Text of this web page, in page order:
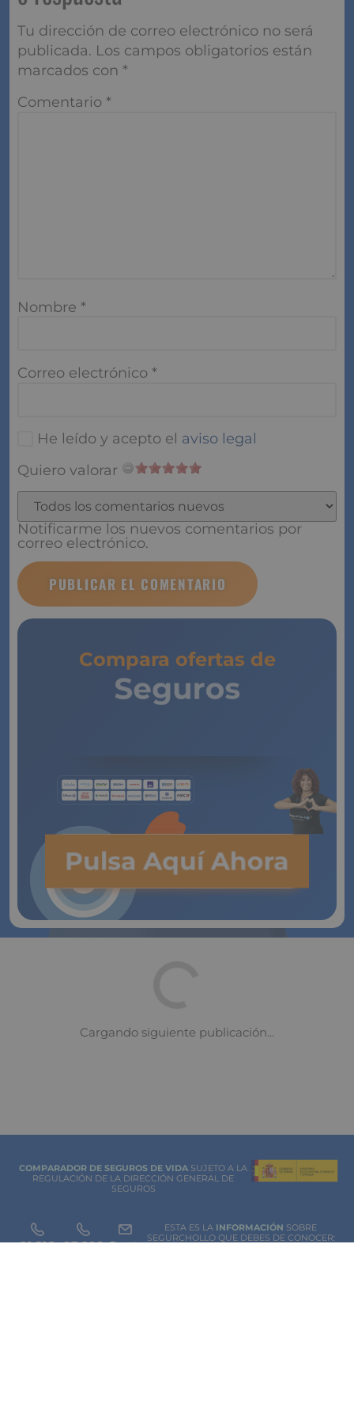
Tu dirección de correo electrónico no será
publicada. Los campos obligatorios están
marcados con *
Comentario *
Nombre *
Correo electrónico *
He leído y acepto el aviso legal
Quiero valorar
Notificarme los nuevos comentarios por
correo electrónico.
Compara ofertas de
Seguros
Pulsa Aquí Ahora
COMPARADOR DE SEGUROS DE VIDA SUJETO A LA
REGULACIÓN DE LA DIRECCIÓN GENERAL DE
SEGUROS
ESTA ES LA INFORMACIÓN SOBRE
SEGURCHOLLO QUE DEBES DE CONOCER:
91 218 93 299 Contacto